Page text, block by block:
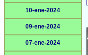
10-ene-2024
09-ene-2024
07-ene-2024